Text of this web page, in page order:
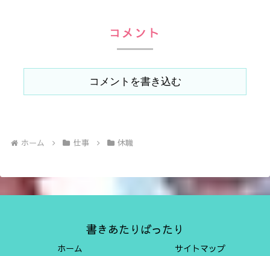
コメント
コメントを書き込む
ホーム 仕事 休職
書きあたりばったり
ホーム
サイトマップ